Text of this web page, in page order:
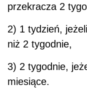
przekracza 2
2) 1 tydzień,
niż 2 tygodnie,
3) 2 tygodnie,
miesiące.